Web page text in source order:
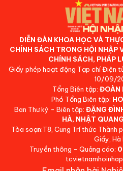
DIỄN ĐÀN KHOA HỌC VÀ
CHÍNH SÁCH TRONG HỘI NHẬP
CHÍNH SÁCH, PHÁP
Giấy phép hoạt động Tạp chí Điện
10/09/
Tổng Biên tập: ĐOÀN
Phó Tổng Biên tập:
Ban Thư ký - Biên tập: ĐẶNG
HÀ, NHẬT
Tòa soạn:T8, Cung Trí thức Thành
Giấy, Hà
Truyền thông - Quảng cáo: